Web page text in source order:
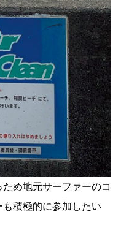
め地元サーファーのコ
積極的に参加したい